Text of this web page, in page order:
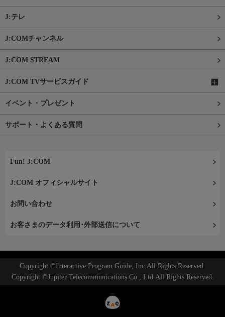
J:テレ
J:COMチャンネル
J:COM STREAM
J:COM TVサービスガイド
イベント・プレゼント
サポート・よくある質問
Fun! J:COM
J:COM オフィシャルサイト
お問い合わせ
お客さまのデータ利用･外部送信について
Copyright ©Interactive Program Guide, Inc.All Rights Reserved.
Copyright ©Jupiter Telecommunications Co., Ltd.All Rights Reserved.